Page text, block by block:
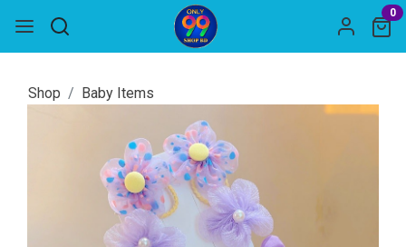
0
Shop Baby Items